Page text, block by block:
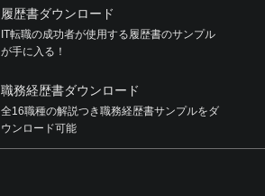
履歴書ダウンロード
IT転職の成功者が使用する履歴書のサンプル
が手に入る！
職務経歴書ダウンロード
全16職種の解説つき職務経歴書サンプルをダ
ウンロード可能